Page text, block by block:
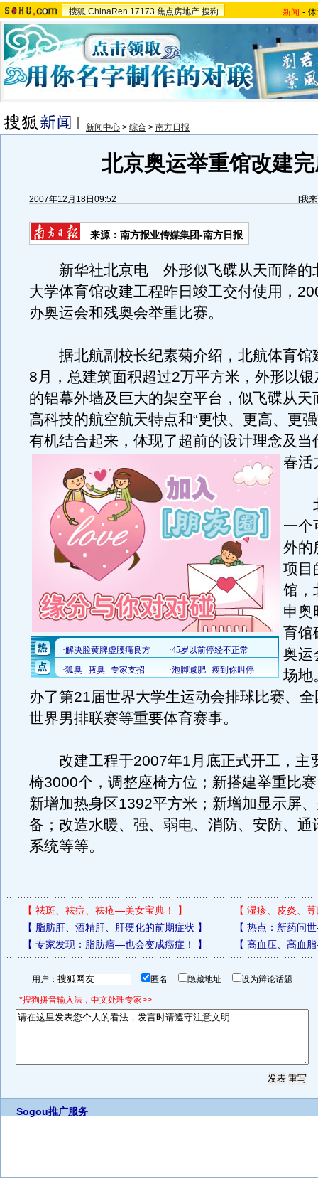
搜狐 ChinaRen 17173 焦点房地产 搜狗 新闻 -
新闻中心 > 综合 > 南方日报
北京奥运举重馆改建
2007年12月18日09:52 [我
来源：南方报业传媒集团-南方日报
新华社北京电 外形似飞碟从天而降的
大学体育馆改建工程昨日竣工交付使用，
办奥运会和残奥会举重比赛。
据北航副校长纪素菊介绍，北航体育馆
8月，总建筑面积超过2万平方米，外形以
的铝幕外墙及巨大的架空平台，似飞碟从天
高科技的航空航天特点和“更快、更高、更
有机结合起来，体现了超前的设计理念及当
春活
北
一个
外的
项目
馆，
申奥
育馆
奥运
场地
办了第21届世界大学生运动会排球比赛、
世界男排联赛等重要体育赛事。
改建工程于2007年1月底正式开工，主
椅3000个，调整座椅方位；新搭建举重比
新增加热身区1392平方米；新增加显示屏
备；改造水暖、强、弱电、消防、安防、通
系统等等。
【 祛斑、祛痘、祛疮—美女宝典！ 】 【 湿疹、皮炎、
【 脂肪肝、酒精肝、肝硬化的前期症状 】 【 热点：新药问
【 专家发现：脂肪瘤—也会变成癌症！ 】 【 高血压、高血
用户： 匿名 隐藏地址 设为辩论话题
*搜狗拼音输入法，中文处理专家>>
Sogou推广服务